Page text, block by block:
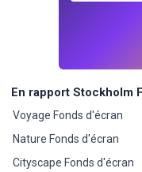
En rapport Stockholm
Voyage Fonds d'écran
Nature Fonds d'écran
Cityscape Fonds d'écran